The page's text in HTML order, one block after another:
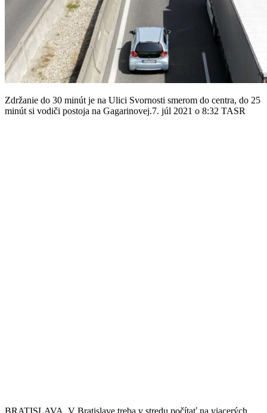
Zdržanie do 30 minút je na Ulici Svornosti smerom do centra, do 25
minút si vodiči postoja na Gagarinovej.7. júl 2021 o 8:32 TASR
BRATISLAVA. V Bratislave treba v stredu počítať na viacerých